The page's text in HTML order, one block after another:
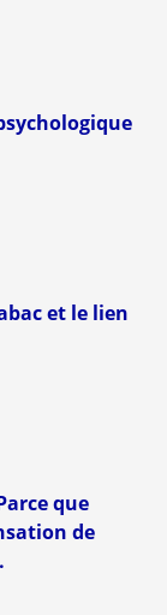
et le lien
que
de